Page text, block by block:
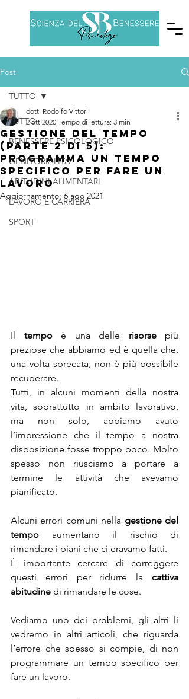
Post
TUTTO
BENESSERE PSICOLOGICO
GENITORIALITÀ
ABITUDINI ALIMENTARI
LAVORO E CARRIERA
SPORT
TUTTO
Gestione del tempo
(parte 2 di 5):
Programma un tempo
specifico per fare un
lavoro
dott. Rodolfo Vittori
2 ott 2020 Tempo di lettura: 3 min
Aggiornamento: 6 ago 2021
Il tempo è una delle risorse più
preziose che abbiamo ed è quella che,
una volta sprecata, non è più possibile
recuperare.
Tutti, in alcuni momenti della nostra
vita, soprattutto in ambito lavorativo,
ma non solo, abbiamo avuto
l’impressione che il tempo a nostra
disposizione fosse troppo poco. Molto
spesso non riusciamo a portare a
termine le attività che avevamo
pianificato.
Alcuni errori comuni nella gestione del
tempo aumentano il rischio di
rimandare i piani che ci eravamo fatti.
È importante cercare di correggere
questi errori per ridurre la cattiva
abitudine di rimandare le cose.
Vediamo uno dei problemi, gli altri li
vedremo in altri articoli, che riguarda
l’errore che spesso si compie, di non
programmare un tempo specifico per
fare un lavoro.